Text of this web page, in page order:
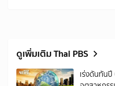
ดูเพิ่มเติม Thai PBS
เร่งดันทัน